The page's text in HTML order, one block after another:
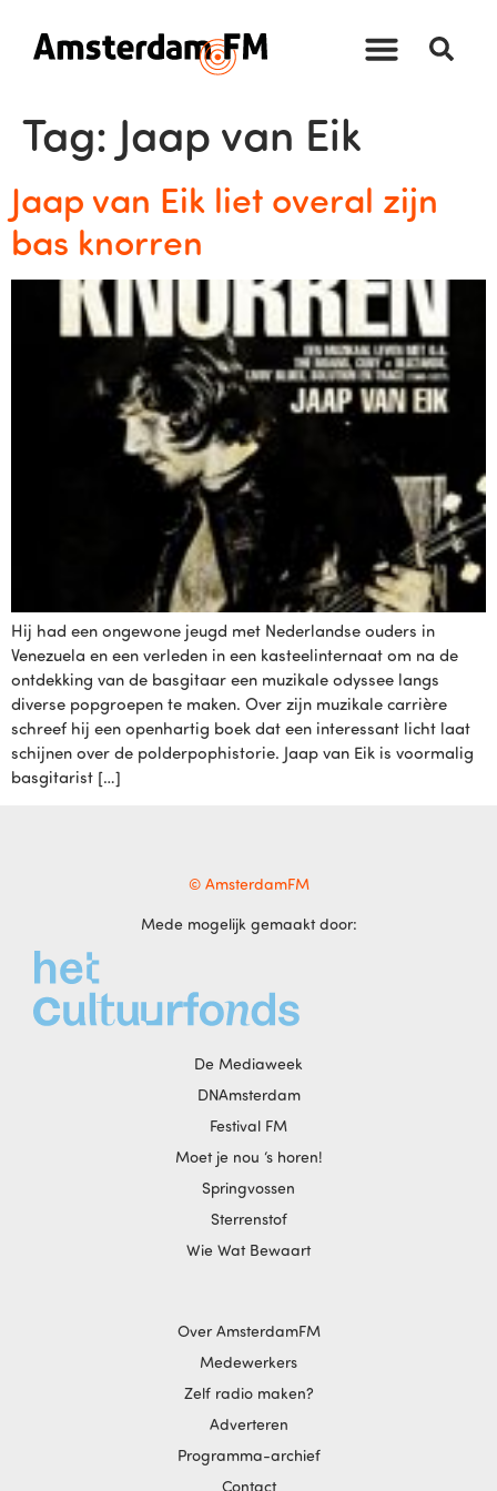
Tag: Jaap van Eik
Jaap van Eik liet overal zijn
bas knorren
Hij had een ongewone jeugd met Nederlandse ouders in
Venezuela en een verleden in een kasteelinternaat om na de
ontdekking van de basgitaar een muzikale odyssee langs
diverse popgroepen te maken. Over zijn muzikale carrière
schreef hij een openhartig boek dat een interessant licht laat
schijnen over de polderpophistorie. Jaap van Eik is voormalig
basgitarist […]
© AmsterdamFM
Mede mogelijk gemaakt door:
De Mediaweek
DNAmsterdam
Festival FM
Moet je nou ‘s horen!
Springvossen
Sterrenstof
Wie Wat Bewaart
Over AmsterdamFM
Medewerkers
Zelf radio maken?
Adverteren
Programma-archief
Contact